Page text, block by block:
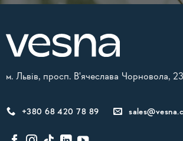
м. Львів, просп. В'ячеслава Чорновола, 23
+380 68 420 78 89